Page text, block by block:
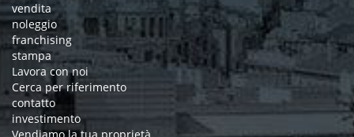
vendita
noleggio
franchising
stampa
Lavora con noi
Cerca per riferimento
contatto
investimento